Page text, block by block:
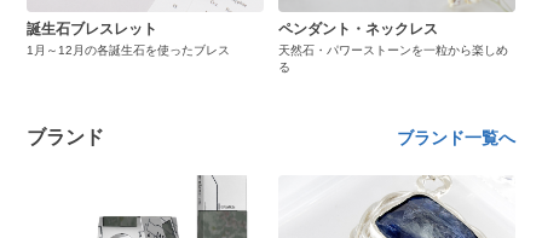
誕生石ブレスレット
1月～12月の各誕生石を使ったブレス
ペンダント・ネックレス
天然石・パワーストーンを一粒から楽しめ
る
ブランド ブランド一覧へ